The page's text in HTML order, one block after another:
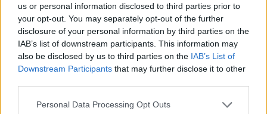
us or personal information disclosed to third parties prior to
your opt-out. You may separately opt-out of the further
disclosure of your personal information by third parties on the
IAB’s list of downstream participants. This information may
also be disclosed by us to third parties on the IAB’s List of
Downstream Participants that may further disclose it to other
Personal Data Processing Opt Outs
«Η χώρα για πρώτη φορά στην ιστορία της ασκεί
τα κυριαρχικά δικαιώματα στην πράξη που
σημαίνει ότι αυτά είναι τα όρια μας και οι
Αμερικανοί έρχονται αποδεχόμενοι τα όρια αυτά»,
πρόσθεσε ο υπουργός Δικαιοσύνης.
Μιλώντας, τέλος, για τα νέα μέτρα αντιμετώπισης